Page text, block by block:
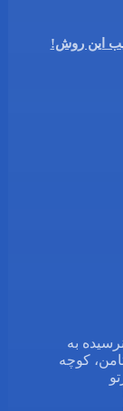
این روش!
به
کوچه